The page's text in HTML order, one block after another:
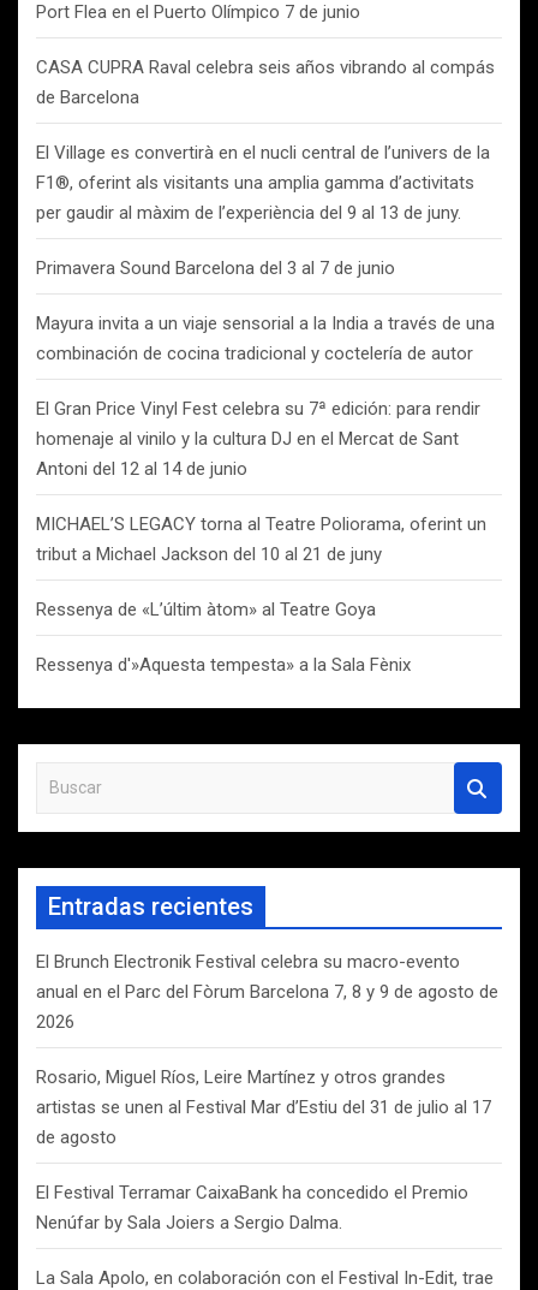
Port Flea en el Puerto Olímpico 7 de junio
CASA CUPRA Raval celebra seis años vibrando al compás
de Barcelona
El Village es convertirà en el nucli central de l’univers de la
F1®, oferint als visitants una amplia gamma d’activitats
per gaudir al màxim de l’experiència del 9 al 13 de juny.
Primavera Sound Barcelona del 3 al 7 de junio
Mayura invita a un viaje sensorial a la India a través de una
combinación de cocina tradicional y coctelería de autor
El Gran Price Vinyl Fest celebra su 7ª edición: para rendir
homenaje al vinilo y la cultura DJ en el Mercat de Sant
Antoni del 12 al 14 de junio
MICHAEL’S LEGACY torna al Teatre Poliorama, oferint un
tribut a Michael Jackson del 10 al 21 de juny
Ressenya de «L’últim àtom» al Teatre Goya
Ressenya d'»Aquesta tempesta» a la Sala Fènix
s
c
r
Entradas recientes
El Brunch Electronik Festival celebra su macro-evento
anual en el Parc del Fòrum Barcelona 7, 8 y 9 de agosto de
2026
Rosario, Miguel Ríos, Leire Martínez y otros grandes
artistas se unen al Festival Mar d’Estiu del 31 de julio al 17
de agosto
El Festival Terramar CaixaBank ha concedido el Premio
Nenúfar by Sala Joiers a Sergio Dalma.
La Sala Apolo, en colaboración con el Festival In-Edit, trae